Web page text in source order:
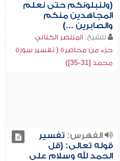
(ولنبلونكم حتى نعلم
المجاهدين منكم
والصابرين ...)
للشيخ: المنتصر الكتاني
جزء من محاضرة ( تفسير سورة
محمد [31-35])
الفهرس: تفسير
قوله تعالى: (قل
الحمد لله وسلام على